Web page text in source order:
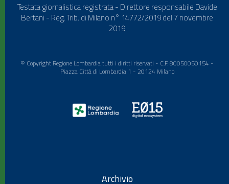
Testata giornalistica registrata - Direttore responsabile Davide
Bertani - Reg. Trib. di Milano n° 14772/2019 del 7 novembre
2019
© Copyright Regione Lombardia tutti i diritti riservati - C.F. 80050050154 -
Piazza Città di Lombardia 1 - 20124 Milano
Archivio